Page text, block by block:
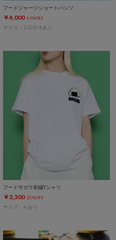
フードジャージショートパンツ
￥4,000 19%OFF
サイズ：1/2/3/4 あり
フードサガラ刺繍Tシャツ
￥3,300 25%OFF
サイズ：4 あり